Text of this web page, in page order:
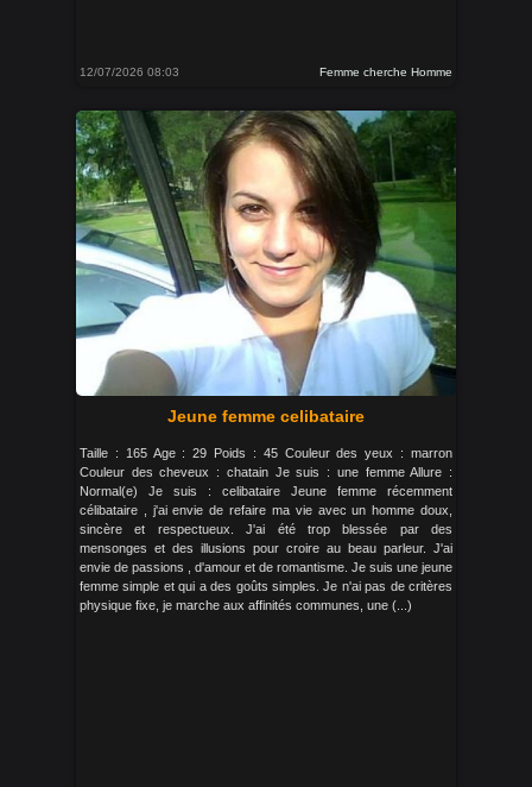
12/07/2026 08:03 Femme cherche Homme
Jeune femme celibataire
Taille : 165 Age : 29 Poids : 45 Couleur des yeux : marron
Couleur des cheveux : chatain Je suis : une femme Allure :
Normal(e) Je suis : celibataire Jeune femme récemment
célibataire , j'ai envie de refaire ma vie avec un homme doux,
sincère et respectueux. J'ai été trop blessée par des
mensonges et des illusions pour croire au beau parleur. J'ai
envie de passions , d'amour et de romantisme. Je suis une jeune
femme simple et qui a des goûts simples. Je n'ai pas de critères
physique fixe, je marche aux affinités communes, une (...)